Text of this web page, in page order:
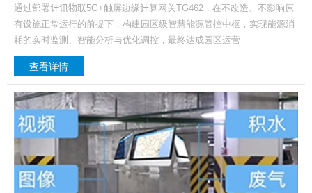
通过部署计讯物联5G+触屏边缘计算网关TG462，在不改造、不影响原
有设施正常运行的前提下，构建园区级智慧能源管控中枢，实现能源消
耗的实时监测、智能分析与优化调控，最终达成园区运营
查看详情